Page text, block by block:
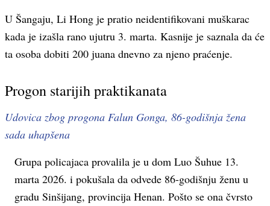
U Šangaju, Li Hong je pratio neidentifikovani muškarac
kada je izašla rano ujutru 3. marta. Kasnije je saznala da će
ta osoba dobiti 200 juana dnevno za njeno praćenje.
Progon starijih praktikanata
Udovica zbog progona Falun Gonga, 86-godišnja žena
sada uhapšena
Grupa policajaca provalila je u dom Luo Šuhue 13.
marta 2026. i pokušala da odvede 86-godišnju ženu u
gradu Sinšijang, provincija Henan. Pošto se ona čvrsto